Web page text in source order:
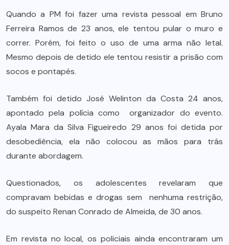
Quando a PM foi fazer uma revista pessoal em Bruno
Ferreira Ramos de 23 anos, ele tentou pular o muro e
correr. Porém, foi feito o uso de uma arma não letal.
Mesmo depois de detido ele tentou resistir a prisão com
socos e pontapés.
Também foi detido José Welinton da Costa 24 anos,
apontado pela polícia como organizador do evento.
Ayala Mara da Silva Figueiredo 29 anos foi detida por
desobediência, ela não colocou as mãos para trás
durante abordagem.
Questionados, os adolescentes revelaram que
compravam bebidas e drogas sem nenhuma restrição,
do suspeito Renan Conrado de Almeida, de 30 anos.
Em revista no local, os policiais ainda encontraram um